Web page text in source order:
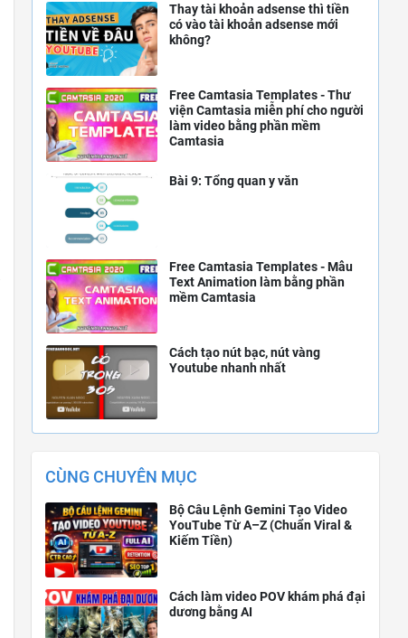
Thay tài khoản adsense thì tiền
có vào tài khoản adsense mới
không?
Free Camtasia Templates - Thư
viện Camtasia miễn phí cho người
làm video bằng phần mềm
Camtasia
Bài 9: Tổng quan y văn
Free Camtasia Templates - Mẫu
Text Animation làm bằng phần
mềm Camtasia
Cách tạo nút bạc, nút vàng
Youtube nhanh nhất
CÙNG CHUYÊN MỤC
Bộ Câu Lệnh Gemini Tạo Video
YouTube Từ A–Z (Chuẩn Viral &
Kiếm Tiền)
Cách làm video POV khám phá đại
dương bằng AI